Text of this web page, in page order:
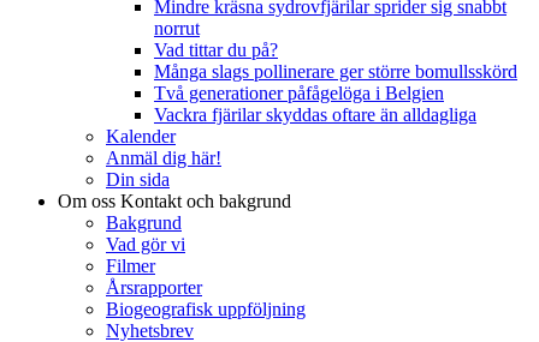
Mindre kräsna sydrovfjärilar sprider sig snabbt
norrut
Vad tittar du på?
Många slags pollinerare ger större bomullsskörd
Två generationer påfågelöga i Belgien
Vackra fjärilar skyddas oftare än alldagliga
Kalender
Anmäl dig här!
Din sida
Om oss Kontakt och bakgrund
Bakgrund
Vad gör vi
Filmer
Årsrapporter
Biogeografisk uppföljning
Nyhetsbrev